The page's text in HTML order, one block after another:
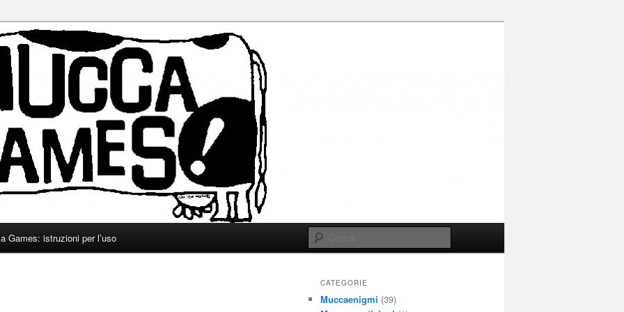
Games: istruzioni per l’uso
CATEGORIE
Muccaenigmi (39)